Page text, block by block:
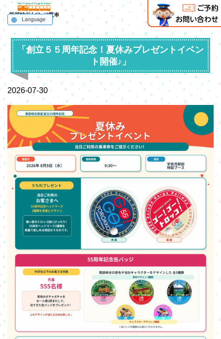
Language
English
한국어
简体中文
繁體中文
ไทย
「創立５５周年記念！夏休みプレゼントイベン
ト開催♪」
2026-07-30